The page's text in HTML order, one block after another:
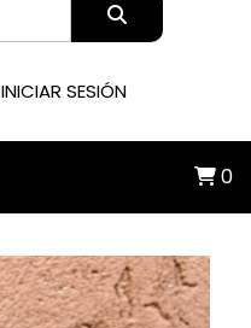
INICIAR SESIÓN
0